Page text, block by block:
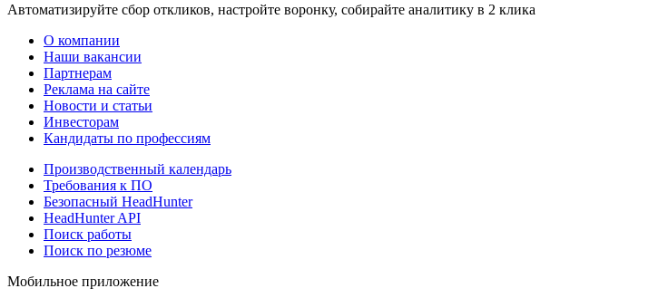
Автоматизируйте сбор откликов, настройте воронку, собирайте аналитику в 2 клика
О компании
Наши вакансии
Партнерам
Реклама на сайте
Новости и статьи
Инвесторам
Кандидаты по профессиям
Производственный календарь
Требования к ПО
Безопасный HeadHunter
HeadHunter API
Поиск работы
Поиск по резюме
Мобильное приложение